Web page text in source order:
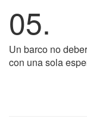
05.
Un barco no
con una sola